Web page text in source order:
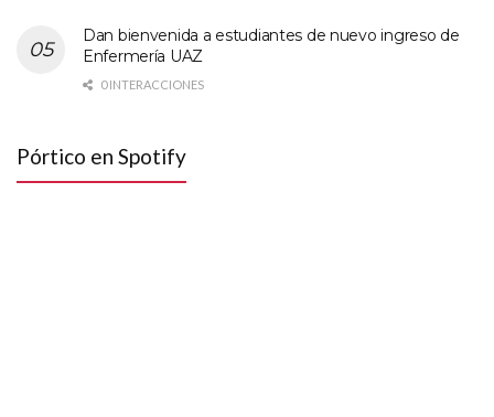
Dan bienvenida a estudiantes de nuevo ingreso de
Enfermería UAZ
0 INTERACCIONES
Pórtico en Spotify